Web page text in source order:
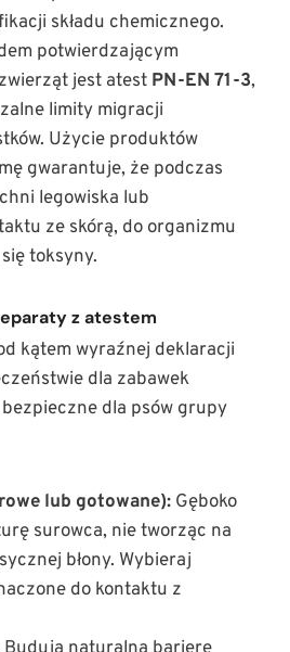
składu chemicznego.
potwierdzającym
jest atest PN-EN 71-3,
limity migracji
Użycie produktów
gwarantuje, że podczas
legowiska lub
ze skórą, do organizmu
toksyny.
z atestem
kątem wyraźnej deklaracji
dla zabawek
dla psów grupy
lub gotowane): Gęboko
surowca, nie tworząc na
błony. Wybieraj
do kontaktu z